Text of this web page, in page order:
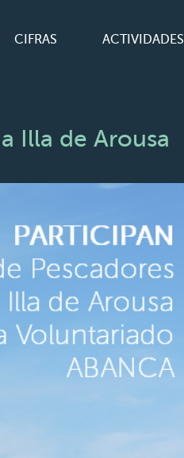
CIFRAS ACTIVIDADES
Illa de Arousa